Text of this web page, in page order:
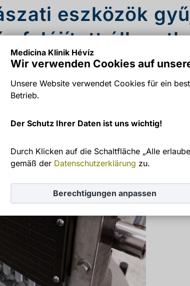
Medicina Klinik Hévíz
Wir verwenden Cookies auf
Unsere Website verwendet Cookies für ein
Betrieb.
Der Schutz Ihrer Daten ist uns wichtig!
Durch Klicken auf die Schaltfläche „Alle
gemäß der Datenschutzerklärung zu.
Berechtigungen anpassen
eszközök
felújított